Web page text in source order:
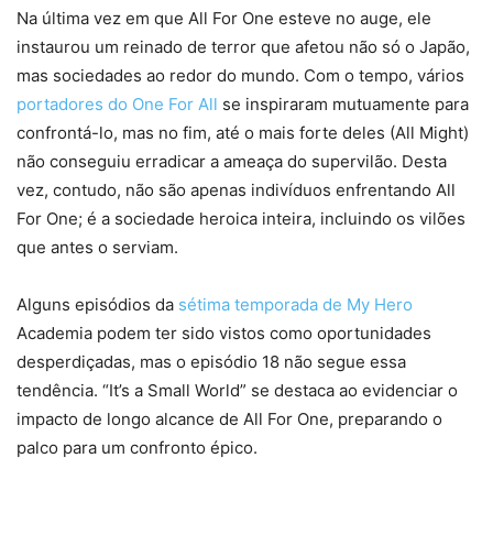
Na última vez em que All For One esteve no auge, ele
instaurou um reinado de terror que afetou não só o Japão,
mas sociedades ao redor do mundo. Com o tempo, vários
portadores do One For All se inspiraram mutuamente para
confrontá-lo, mas no fim, até o mais forte deles (All Might)
não conseguiu erradicar a ameaça do supervilão. Desta
vez, contudo, não são apenas indivíduos enfrentando All
For One; é a sociedade heroica inteira, incluindo os vilões
que antes o serviam.
Alguns episódios da sétima temporada de My Hero
Academia podem ter sido vistos como oportunidades
desperdiçadas, mas o episódio 18 não segue essa
tendência. “It’s a Small World” se destaca ao evidenciar o
impacto de longo alcance de All For One, preparando o
palco para um confronto épico.